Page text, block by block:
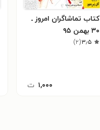
کتاب تماشاگران امروز ـ
۳۰ بهمن ۹۵
۳٫۵(۲)
۱,۰۰۰ ت